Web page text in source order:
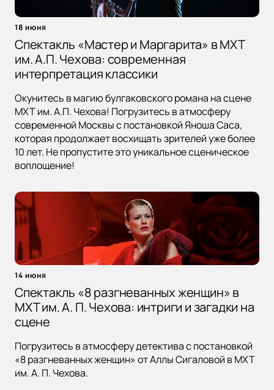
18 июня
Спектакль «Мастер и Маргарита» в МХТ
им. А.П. Чехова: современная
интерпретация классики
Окунитесь в магию булгаковского романа на сцене
МХТ им. А.П. Чехова! Погрузитесь в атмосферу
современной Москвы с постановкой Яноша Саса,
которая продолжает восхищать зрителей уже более
10 лет. Не пропустите это уникальное сценическое
воплощение!
14 июня
Спектакль «8 разгневанных женщин» в
МХТ им. А. П. Чехова: интриги и загадки на
сцене
Погрузитесь в атмосферу детектива с постановкой
«8 разгневанных женщин» от Аллы Сигаловой в МХТ
им. А. П. Чехова.